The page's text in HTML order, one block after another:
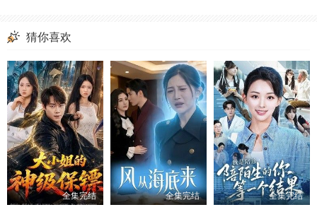
猜你喜欢
全集完结 全集完结 全集完结